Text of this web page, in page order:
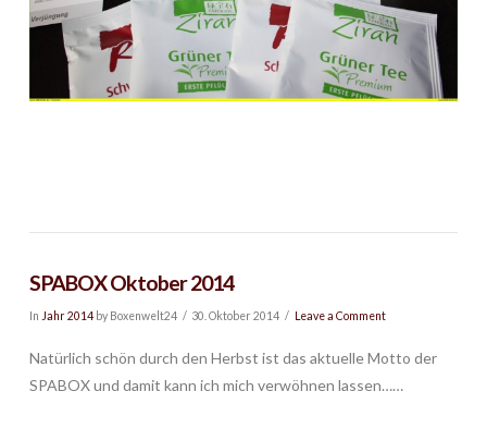
SPABOX Oktober 2014
In Jahr 2014by Boxenwelt24 30. Oktober 2014 Leave a Comment
Natürlich schön durch den Herbst ist das aktuelle Motto der
SPABOX und damit kann ich mich verwöhnen lassen……